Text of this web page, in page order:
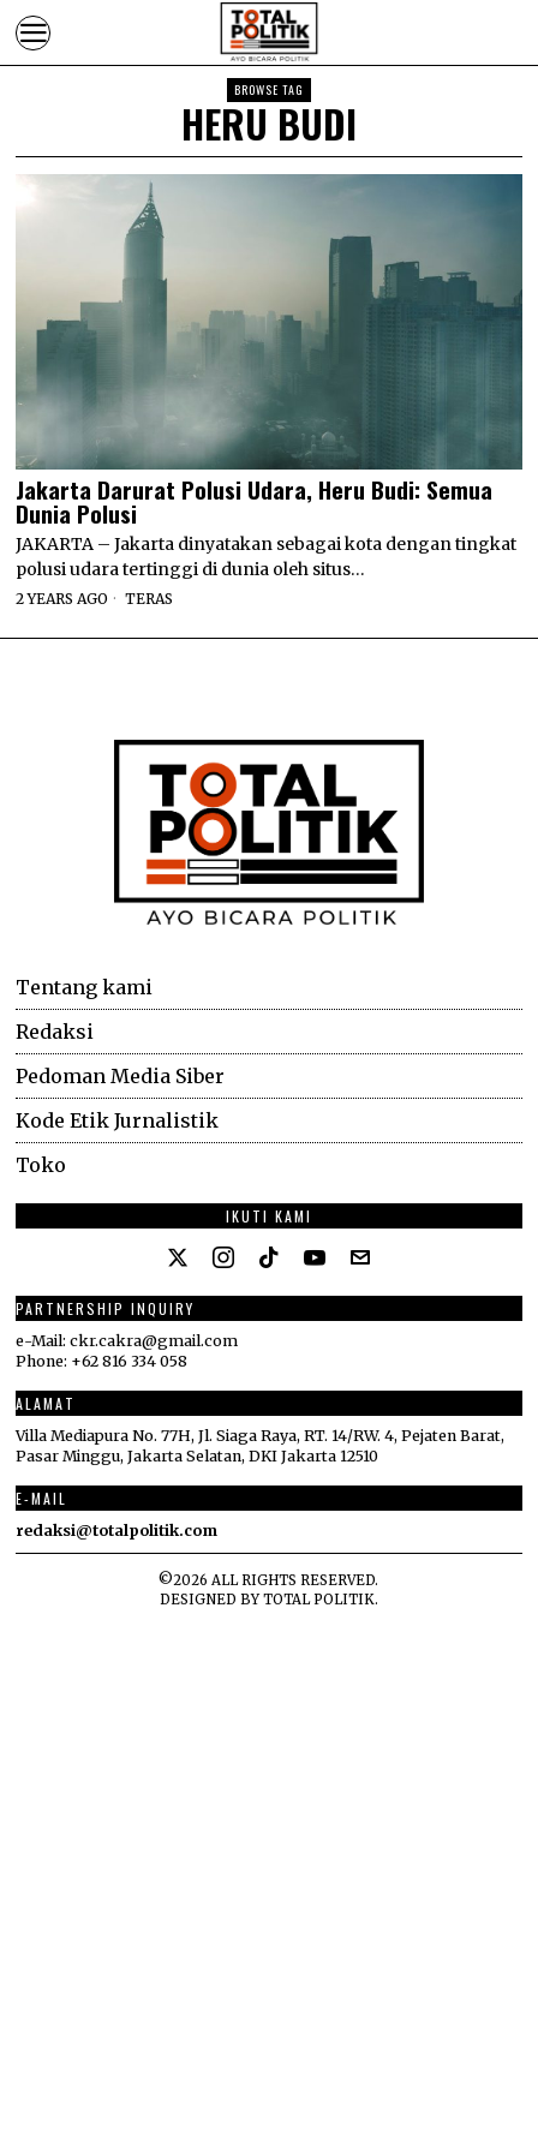
BROWSE TAG
HERU BUDI
Jakarta Darurat Polusi Udara, Heru Budi: Semua
Dunia Polusi
JAKARTA – Jakarta dinyatakan sebagai kota dengan tingkat
polusi udara tertinggi di dunia oleh situs…
2 YEARS AGO TERAS
Tentang kami
Redaksi
Pedoman Media Siber
Kode Etik Jurnalistik
Toko
IKUTI KAMI
PARTNERSHIP INQUIRY
e-Mail: ckr.cakra@gmail.com
Phone: +62 816 334 058
ALAMAT
Villa Mediapura No. 77H, Jl. Siaga Raya, RT. 14/RW. 4, Pejaten Barat,
Pasar Minggu, Jakarta Selatan, DKI Jakarta 12510
E-MAIL
redaksi@totalpolitik.com
©2026 ALL RIGHTS RESERVED.
DESIGNED BYTOTAL POLITIK.